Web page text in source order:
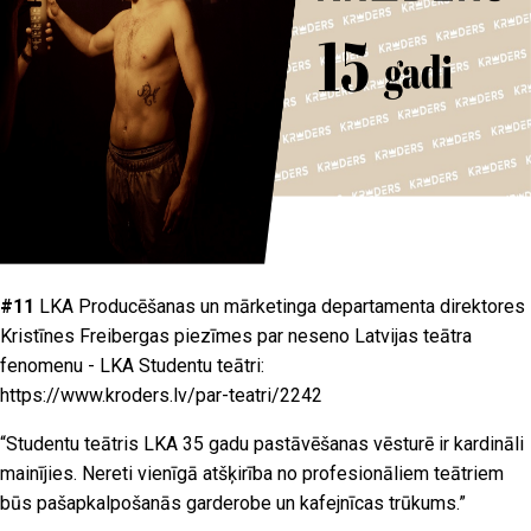
#11 LKA Producēšanas un mārketinga departamenta direktores
Kristīnes Freibergas piezīmes par neseno Latvijas teātra
fenomenu - LKA Studentu teātri:
https://www.kroders.lv/par-teatri/2242
“Studentu teātris LKA 35 gadu pastāvēšanas vēsturē ir kardināli
mainījies. Nereti vienīgā atšķirība no profesionāliem teātriem
būs pašapkalpošanās garderobe un kafejnīcas trūkums.”